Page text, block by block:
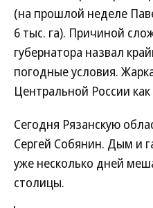
(на прошлой неделе
6 тыс. га). Причиной
губернатора назвал
погодные условия.
Центральной России
Сегодня Рязанскую
Сергей Собянин. Дым и
уже несколько дней
столицы.